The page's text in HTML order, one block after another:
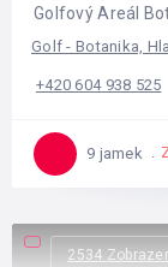
Golfový Areál
Golf - Botanika,
+420 604 938 525
9 jamek
2534